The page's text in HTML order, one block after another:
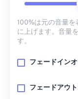
100%は元の音量
に上げます。音量
す。
フェードイン
フェードアウ